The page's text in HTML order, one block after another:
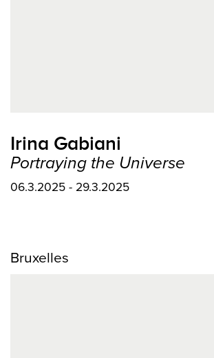
Irina Gabiani
Portraying the Universe
06.3.2025 - 29.3.2025
Bruxelles